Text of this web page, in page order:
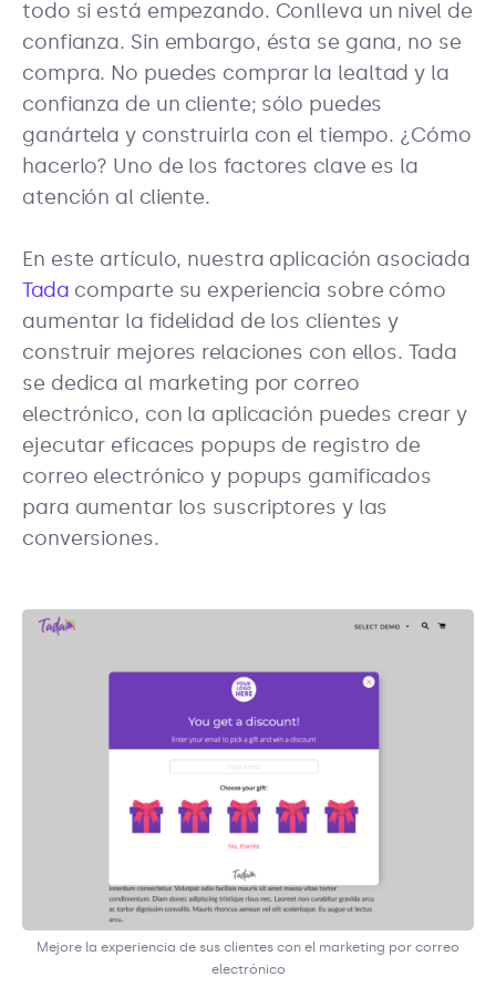
todo si está empezando. Conlleva un nivel de
confianza. Sin embargo, ésta se gana, no se
compra. No puedes comprar la lealtad y la
confianza de un cliente; sólo puedes
ganártela y construirla con el tiempo. ¿Cómo
hacerlo? Uno de los factores clave es la
atención al cliente.
En este artículo, nuestra aplicación asociada
Tada comparte su experiencia sobre cómo
aumentar la fidelidad de los clientes y
construir mejores relaciones con ellos. Tada
se dedica al marketing por correo
electrónico, con la aplicación puedes crear y
ejecutar eficaces popups de registro de
correo electrónico y popups gamificados
para aumentar los suscriptores y las
conversiones.
Mejore la experiencia de sus clientes con el marketing por correo
electrónico